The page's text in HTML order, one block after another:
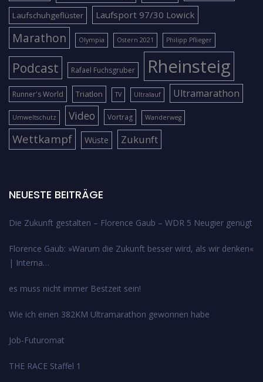
Laufschuhgeflüster Laufsport 97/30 Lowick
Marathon Olympia Ostern 2021 Philipp Pflieger
Podcast Rafael Fuchsgruber Rheinsteig
Runner's World Triatlon TV Ultralauf Ultramarathon
Umweltschutz Video Vortrag Wanderweg
Wettkampf Wüste Zukunft
NEUESTE BEITRÄGE
Die Zukunft gestalten – Florence Gaub – WDR 5 Neugier genügt
Florence Gaub: »Warum die Zukunft besser wird, als wir denken«
| Interna…
es muss nicht immer Bestzeit sein!
Wie ich einen 382KM Ultramarathon gewonnen habe
Job-Futuromat
THE RACE Staffel 1